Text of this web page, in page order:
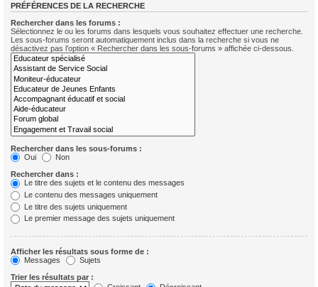
PRÉFÉRENCES DE LA RECHERCHE
Rechercher dans les forums :
Sélectionnez le ou les forums dans lesquels vous souhaitez effectuer une recherche.
Les sous-forums seront automatiquement inclus dans la recherche si vous ne
désactivez pas l’option « Rechercher dans les sous-forums » affichée ci-dessous.
Rechercher dans les sous-forums :
Oui
Non
Rechercher dans :
Le titre des sujets et le contenu des messages
Le contenu des messages uniquement
Le titre des sujets uniquement
Le premier message des sujets uniquement
Afficher les résultats sous forme de :
Messages
Sujets
Trier les résultats par :